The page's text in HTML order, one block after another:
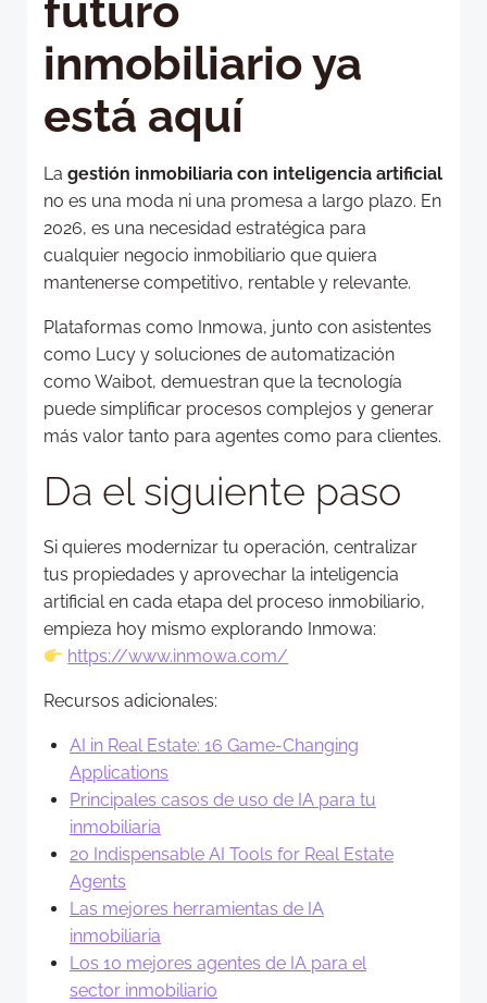
futuro
inmobiliario ya
está aquí
La gestión inmobiliaria con inteligencia artificial
no es una moda ni una promesa a largo plazo. En
2026, es una necesidad estratégica para
cualquier negocio inmobiliario que quiera
mantenerse competitivo, rentable y relevante.
Plataformas como Inmowa, junto con asistentes
como Lucy y soluciones de automatización
como Waibot, demuestran que la tecnología
puede simplificar procesos complejos y generar
más valor tanto para agentes como para clientes.
Da el siguiente paso
Si quieres modernizar tu operación, centralizar
tus propiedades y aprovechar la inteligencia
artificial en cada etapa del proceso inmobiliario,
empieza hoy mismo explorando Inmowa:
https://www.inmowa.com/
Recursos adicionales:
AI in Real Estate: 16 Game-Changing
Applications
Principales casos de uso de IA para tu
inmobiliaria
20 Indispensable AI Tools for Real Estate
Agents
Las mejores herramientas de IA
inmobiliaria
Los 10 mejores agentes de IA para el
sector inmobiliario